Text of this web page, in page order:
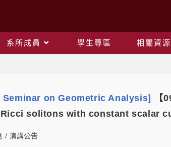
系所成員 學生專區 相關資源
Seminar on Geometric Analysis]
【
solitons with constant scalar
/ 演講公告